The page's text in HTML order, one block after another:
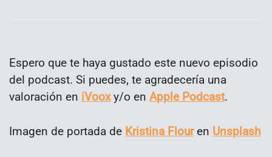
Espero que te haya gustado este nuevo episodio
del podcast. Si puedes, te agradecería una
valoración en iVooxy/o en Apple Podcast.
Imagen de portada de Kristina Flouren Unsplash